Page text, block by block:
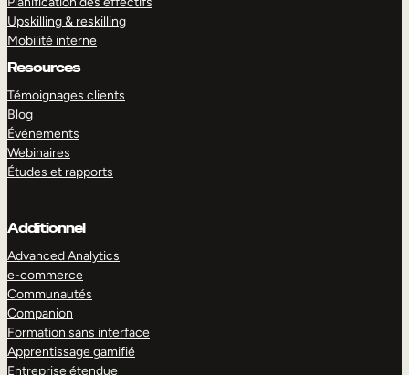
Upskilling & reskilling
Mobilité interne
Resources
Témoignages clients
Blog
Événements
Webinaires
Études et rapports
Additionnel
Advanced Analytics
e-commerce
Communautés
Companion
Formation sans interface
Apprentissage gamifié
Entreprise étendue